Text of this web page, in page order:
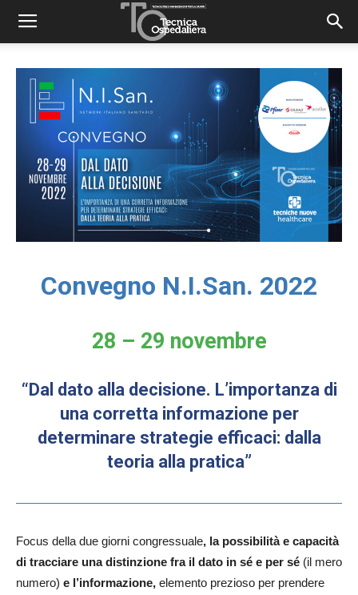
Convegno N.I.San. 2022
28 – 29 novembre
“Dal dato alla decisione. L’importanza di
una corretta informazione per
determinare strategie efficaci: dalla
teoria alla pratica”
Focus della due giorni congressuale, la possibilità e capacità
di tracciare una distinzione fra il dato in sé e per sé (il mero
numero) e l’informazione, elemento prezioso per prendere